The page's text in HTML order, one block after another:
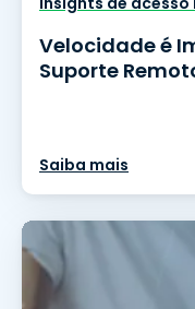
Velocidade é
Suporte
Saiba mais